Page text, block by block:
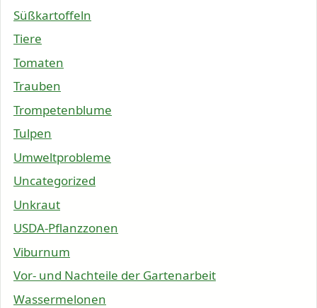
Süßkartoffeln
Tiere
Tomaten
Trauben
Trompetenblume
Tulpen
Umweltprobleme
Uncategorized
Unkraut
USDA-Pflanzzonen
Viburnum
Vor- und Nachteile der Gartenarbeit
Wassermelonen